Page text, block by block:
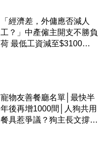
「經濟差，外傭應否減人
工？」中產僱主開支不勝負
荷 最低工資減至$3100蚊
寵物友善餐廳名單│最快半
年後再增1000間│人狗共用
餐具惹爭議？狗主長文撐